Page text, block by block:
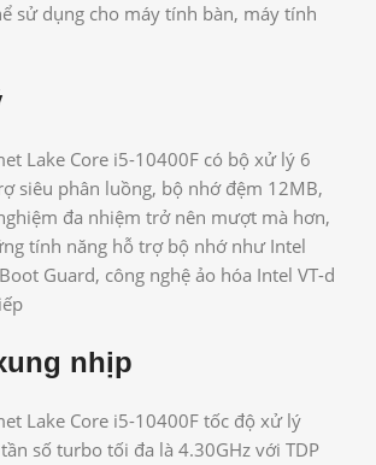
sử dụng cho máy tính bàn, máy tính
Lake Core i5-10400F có bộ xử lý 6
siêu phân luồng, bộ nhớ đệm 12MB,
đa nhiệm trở nên mượt mà hơn,
tính năng hỗ trợ bộ nhớ như Intel
Guard, công nghệ ảo hóa Intel VT-d
nhịp
Lake Core i5-10400F tốc độ xử lý
số turbo tối đa là 4.30GHz với TDP